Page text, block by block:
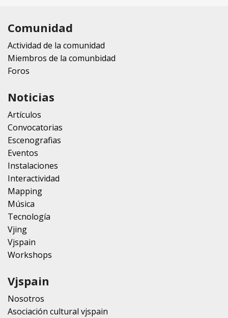
Comunidad
Actividad de la comunidad
Miembros de la comunbidad
Foros
Noticias
Artículos
Convocatorias
Escenografias
Eventos
Instalaciones
Interactividad
Mapping
Música
Tecnología
Vjing
Vjspain
Workshops
Vjspain
Nosotros
Asociación cultural vjspain